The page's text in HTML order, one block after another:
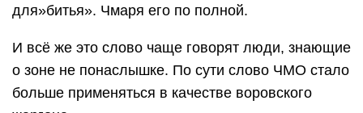
для»битья». Чмаря его по полной.
И всё же это слово чаще говорят люди, знающие
о зоне не понаслышке. По сути слово ЧМО стало
больше применяться в качестве воровского